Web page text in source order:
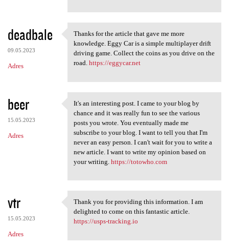
deadbale
09.05.2023
Adres
Thanks for the article that
Thanks for the article that gave me more
knowledge. Eggy Car is a simple multiplayer drift
driving game. Collect the coins as you drive on the
road. https://eggycar.net
beer
15.05.2023
Adres
It's an interesting post. I
It's an interesting post. I came to your blog by
chance and it was really fun to see the various
posts you wrote. You eventually made me
subscribe to your blog. I want to tell you that I'm
never an easy person. I can't wait for you to write a
new article. I want to write my opinion based on
your writing. https://totowho.com
vtr
15.05.2023
Adres
Thank you for providing this
Thank you for providing this information. I am
delighted to come on this fantastic article.
https://usps-tracking.io